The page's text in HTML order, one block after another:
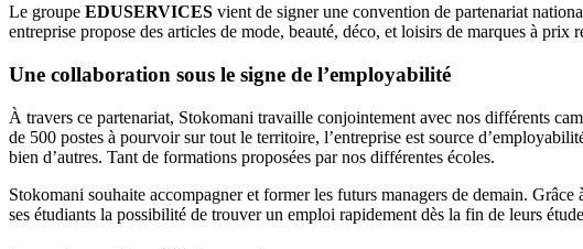
Le groupe EDUSERVICES vient de signer une convention de partenariat
entreprise propose des articles de mode, beauté, déco, et loisirs de marques à prix
Une collaboration sous le signe de l’employabilité
À travers ce partenariat, Stokomani travaille conjointement avec nos différents
de 500 postes à pourvoir sur tout le territoire, l’entreprise est source
bien d’autres. Tant de formations proposées par nos différentes écoles.
Stokomani souhaite accompagner et former les futurs managers de demain.
ses étudiants la possibilité de trouver un emploi rapidement dès la fin de leurs